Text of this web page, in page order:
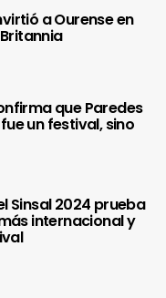
a Ourense en
que Paredes
un festival, sino
Sinsal 2024 prueba
internacional y